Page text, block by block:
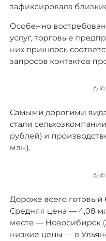
зафиксировала
Особенно
услуг, торговые
них пришлось
запросов контактов
© ©
Самыми дорогими
стали
рублей) и
млн).
© ©
Дороже всего готовый
Средняя цена — 4,08
месте — Новосибирск
низкие цены — в